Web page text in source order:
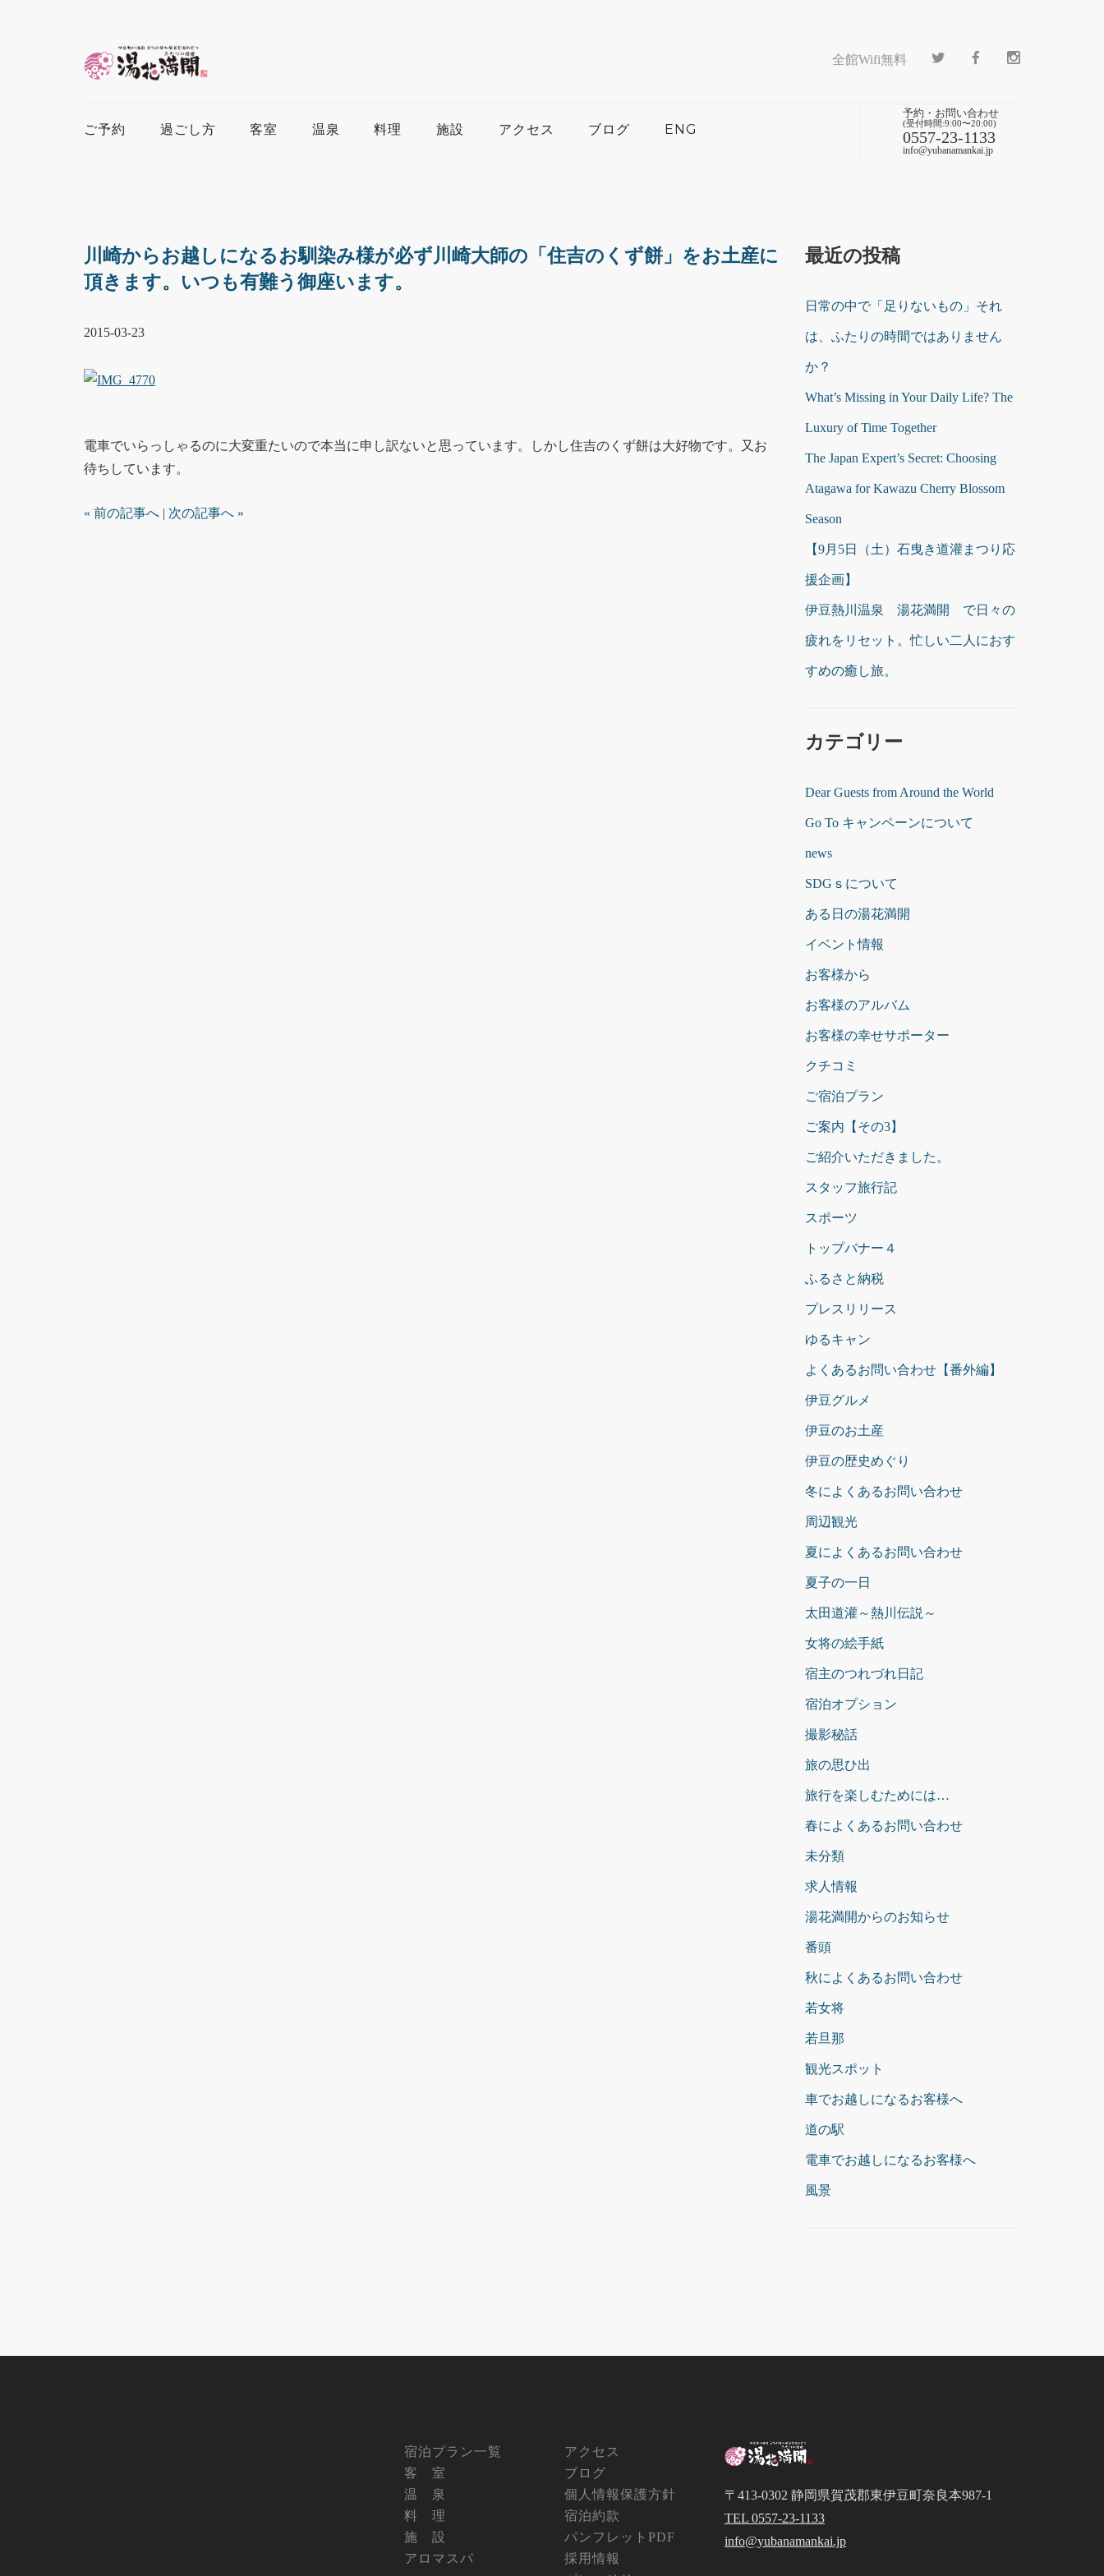
全館Wifi無料
ご予約 過ごし方 客室 温泉 料理 施設 アクセス ブログ ENG
予約・お問い合わせ
(受付時間:9:00〜20:00)
0557-23-1133
info@yubanamankai.jp
川崎からお越しになるお馴染み様が必ず川崎大師の「住吉のくず餅」をお土産に
頂きます。いつも有難う御座います。
2015-03-23
電車でいらっしゃるのに大変重たいので本当に申し訳ないと思っています。しかし住吉のくず餅は大好物です。又お
待ちしています。
« 前の記事へ | 次の記事へ »
最近の投稿
日常の中で「足りないもの」それ
は、ふたりの時間ではありません
か？
What’s Missing in Your Daily Life? The
Luxury of Time Together
The Japan Expert’s Secret: Choosing
Atagawa for Kawazu Cherry Blossom
Season
【9月5日（土）石曳き道灌まつり応
援企画】
伊豆熱川温泉 湯花満開 で日々の
疲れをリセット。忙しい二人におす
すめの癒し旅。
カテゴリー
Dear Guests from Around the World
Go To キャンペーンについて
news
SDGｓについて
ある日の湯花満開
イベント情報
お客様から
お客様のアルバム
お客様の幸せサポーター
クチコミ
ご宿泊プラン
ご案内【その3】
ご紹介いただきました。
スタッフ旅行記
スポーツ
トップバナー４
ふるさと納税
プレスリリース
ゆるキャン
よくあるお問い合わせ【番外編】
伊豆グルメ
伊豆のお土産
伊豆の歴史めぐり
冬によくあるお問い合わせ
周辺観光
夏によくあるお問い合わせ
夏子の一日
太田道灌～熱川伝説～
女将の絵手紙
宿主のつれづれ日記
宿泊オプション
撮影秘話
旅の思ひ出
旅行を楽しむためには…
春によくあるお問い合わせ
未分類
求人情報
湯花満開からのお知らせ
番頭
秋によくあるお問い合わせ
若女将
若旦那
観光スポット
車でお越しになるお客様へ
道の駅
電車でお越しになるお客様へ
風景
宿泊プラン一覧
客 室
温 泉
料 理
施 設
アロマスパ
アクセス
ブログ
個人情報保護方針
宿泊約款
パンフレットPDF
採用情報
〒413-0302 静岡県賀茂郡東伊豆町奈良本987-1
TEL 0557-23-1133
info@yubanamankai.jp